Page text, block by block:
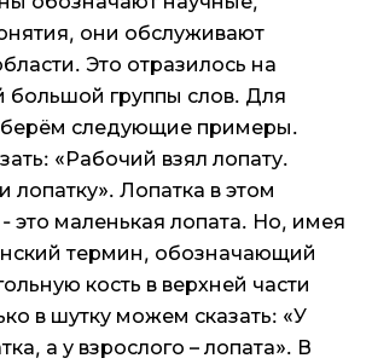
они обслуживают
Это отразилось на
большой группы слов. Для
следующие примеры.
«Рабочий взял лопату.
лопатку». Лопатка в этом
это маленькая лопата. Но, имея
термин, обозначающий
кость в верхней части
в шутку можем сказать: «У
а у взрослого – лопата». В